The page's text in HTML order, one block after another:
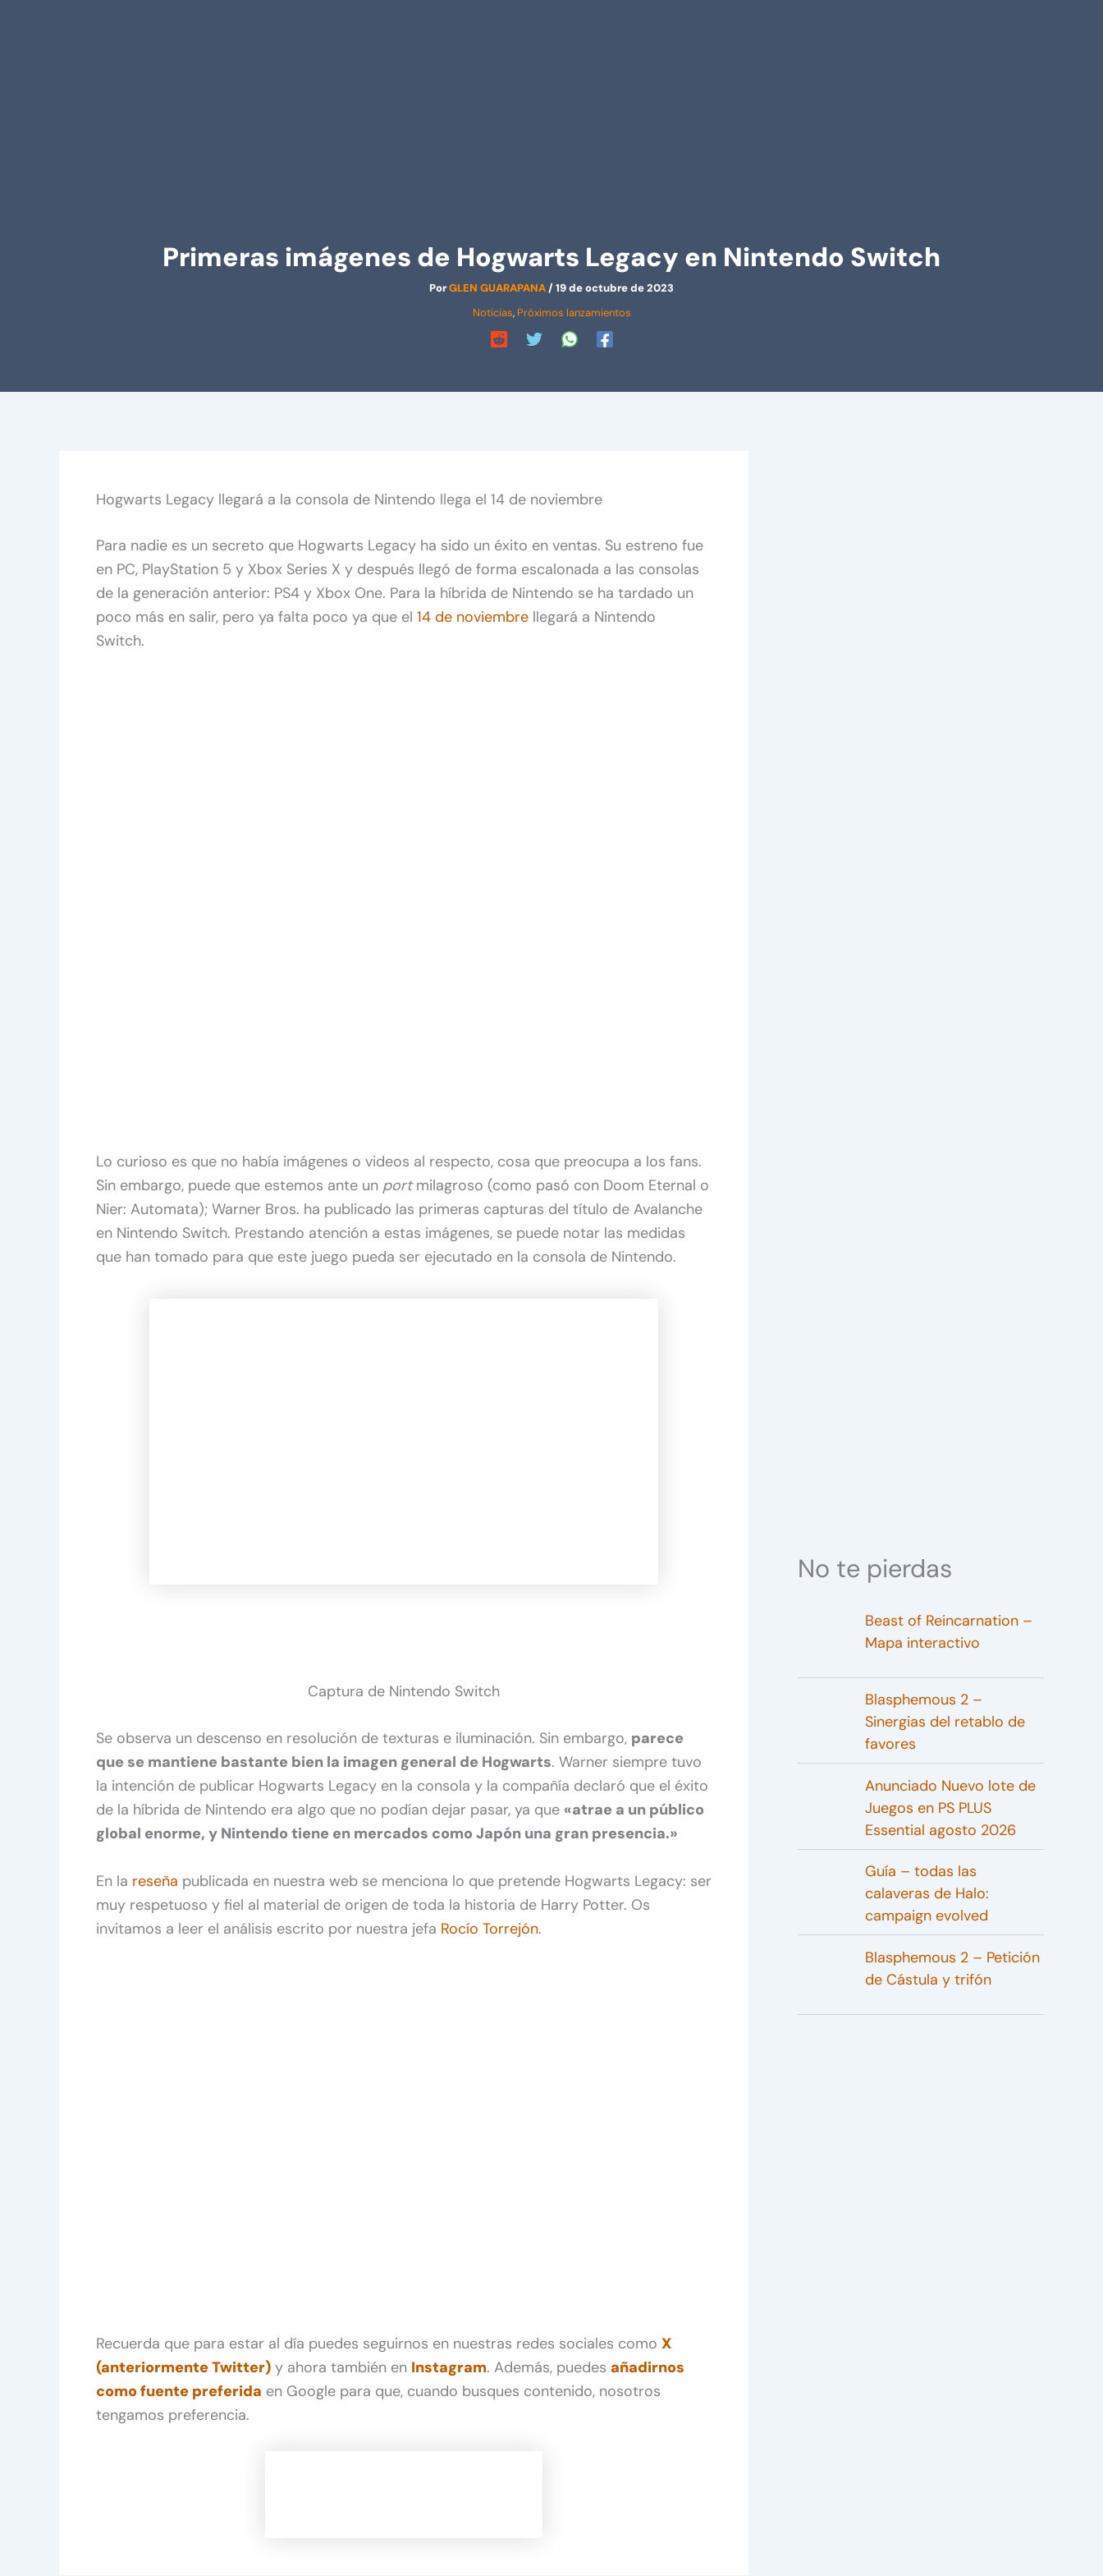
Primeras imágenes de Hogwarts Legacy en Nintendo Switch
PorGLEN GUARAPANA/19 de octubre de 2023
Noticias, Próximos lanzamientos
Hogwarts Legacy llegará a la consola de Nintendo llega el 14 de noviembre
Para nadie es un secreto que Hogwarts Legacy ha sido un éxito en ventas. Su estreno fue
en PC, PlayStation 5 y Xbox Series X y después llegó de forma escalonada a las consolas
de la generación anterior: PS4 y Xbox One. Para la híbrida de Nintendo se ha tardado un
poco más en salir, pero ya falta poco ya que el 14 de noviembre llegará a Nintendo
Switch.
Lo curioso es que no había imágenes o videos al respecto, cosa que preocupa a los fans.
Sin embargo, puede que estemos ante un portmilagroso (como pasó con Doom Eternal o
Nier: Automata); Warner Bros. ha publicado las primeras capturas del título de Avalanche
en Nintendo Switch. Prestando atención a estas imágenes, se puede notar las medidas
que han tomado para que este juego pueda ser ejecutado en la consola de Nintendo.
Captura de Nintendo Switch
Se observa un descenso en resolución de texturas e iluminación. Sin embargo, parece
que se mantiene bastante bien la imagen general de Hogwarts. Warner siempre tuvo
la intención de publicar Hogwarts Legacy en la consola y la compañía declaró que el éxito
de la híbrida de Nintendo era algo que no podían dejar pasar, ya que «atrae a un público
global enorme, y Nintendo tiene en mercados como Japón una gran presencia.»
En la reseña publicada en nuestra web se menciona lo que pretende Hogwarts Legacy: ser
muy respetuoso y fiel al material de origen de toda la historia de Harry Potter. Os
invitamos a leer el análisis escrito por nuestra jefa Rocío Torrejón.
Recuerda que para estar al día puedes seguirnos en nuestras redes sociales como X
(anteriormente Twitter) y ahora también en Instagram. Además, puedes añadirnos
como fuente preferida en Google para que, cuando busques contenido, nosotros
tengamos preferencia.
No te pierdas
Beast of Reincarnation –
Mapa interactivo
Blasphemous 2 –
Sinergias del retablo de
favores
Anunciado Nuevo lote de
Juegos en PS PLUS
Essential agosto 2026
Guía – todas las
calaveras de Halo:
campaign evolved
Blasphemous 2 – Petición
de Cástula y trifón